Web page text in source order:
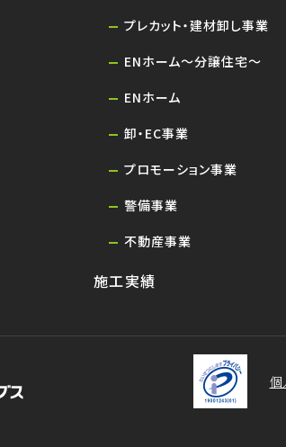
プレカット・建材卸し事業
ENホーム～分譲住宅～
ENホーム
卸・EC事業
プロモーション事業
警備事業
不動産事業
施工実績
個